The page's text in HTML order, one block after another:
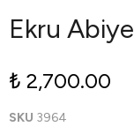
Ekru Abiye
₺ 2,700.00
SKU 3964